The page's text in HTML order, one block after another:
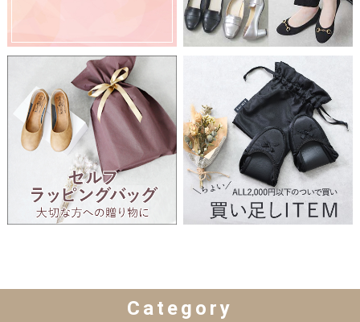
Category